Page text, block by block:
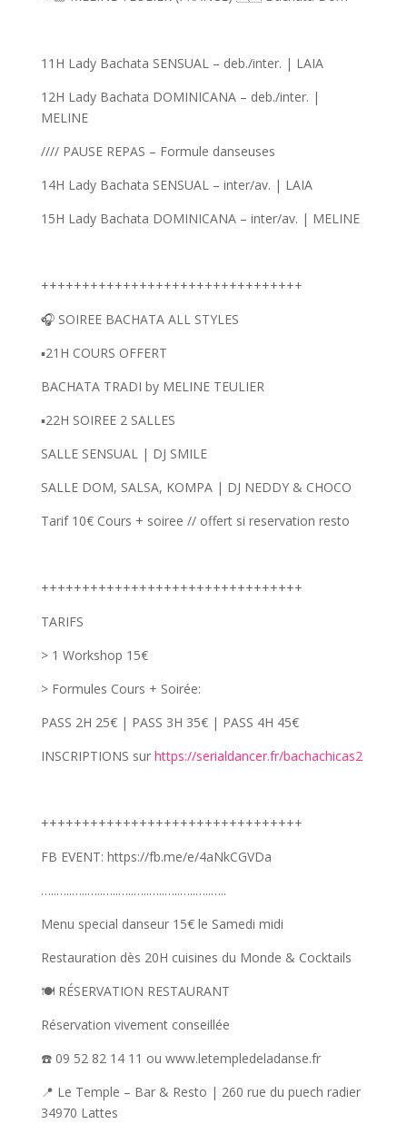
11H Lady Bachata SENSUAL – deb./inter. | LAIA
12H Lady Bachata DOMINICANA – deb./inter. |
MELINE
//// PAUSE REPAS – Formule danseuses
14H Lady Bachata SENSUAL – inter/av. | LAIA
15H Lady Bachata DOMINICANA – inter/av. | MELINE
++++++++++++++++++++++++++++++++
🎧 SOIREE BACHATA ALL STYLES
▪️21H COURS OFFERT
BACHATA TRADI by MELINE TEULIER
▪️22H SOIREE 2 SALLES
SALLE SENSUAL | DJ SMILE
SALLE DOM, SALSA, KOMPA | DJ NEDDY & CHOCO
Tarif 10€ Cours + soiree // offert si reservation resto
++++++++++++++++++++++++++++++++
TARIFS
> 1 Workshop 15€
> Formules Cours + Soirée:
PASS 2H 25€ | PASS 3H 35€ | PASS 4H 45€
INSCRIPTIONS sur https://serialdancer.fr/bachachicas2
++++++++++++++++++++++++++++++++
FB EVENT: https://fb.me/e/4aNkCGVDa
…..…..…..…..…..…..…..…..…..…..…..…..
Menu special danseur 15€ le Samedi midi
Restauration dès 20H cuisines du Monde & Cocktails
🍽️ RÉSERVATION RESTAURANT
Réservation vivement conseillée
☎️ 09 52 82 14 11 ou www.letempledeladanse.fr
📍 Le Temple – Bar & Resto | 260 rue du puech radier
34970 Lattes